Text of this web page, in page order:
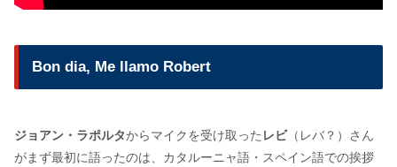
Bon dia, Me llamo Robert
ジョアン・ラポルタからマイクを受け取った レビ（レバ？）さん
がまず最初に語ったのは、カタルーニャ語・スペイン語での挨拶